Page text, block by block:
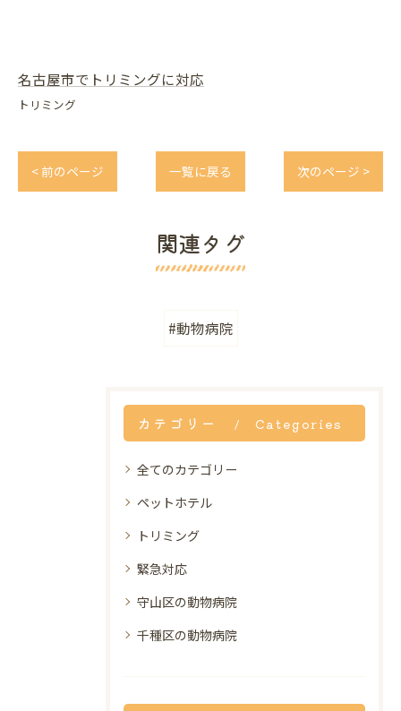
名古屋市でトリミングに対応
トリミング
< 前のページ 一覧に戻る 次のページ >
関連タグ
#動物病院
カテゴリー Categories
全てのカテゴリー
ペットホテル
トリミング
緊急対応
守山区の動物病院
千種区の動物病院